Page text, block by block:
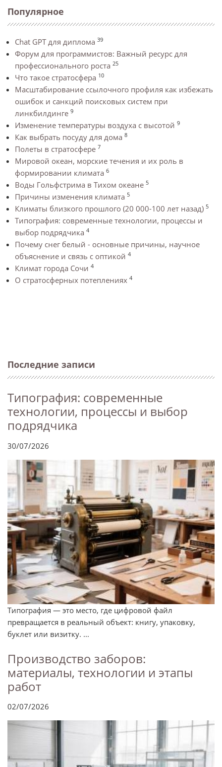
Популярное
Chat GPT для диплома 39
Форум для программистов: Важный ресурс для
профессионального роста 25
Что такое стратосфера 10
Масштабирование ссылочного профиля как избежать
ошибок и санкций поисковых систем при
линкбилдинге 9
Изменение температуры воздуха с высотой 9
Как выбрать посуду для дома 8
Полеты в стратосфере 7
Мировой океан, морские течения и их роль в
формировании климата 6
Воды Гольфстрима в Тихом океане 5
Причины изменения климата 5
Климаты близкого прошлого (20 000-100 лет назад) 5
Типография: современные технологии, процессы и
выбор подрядчика 4
Почему снег белый - основные причины, научное
объяснение и связь с оптикой 4
Климат города Сочи 4
О стратосферных потеплениях 4
Последние записи
Типография: современные
технологии, процессы и выбор
подрядчика
30/07/2026
Типография — это место, где цифровой файл
превращается в реальный объект: книгу, упаковку,
буклет или визитку. ...
Производство заборов:
материалы, технологии и этапы
работ
02/07/2026